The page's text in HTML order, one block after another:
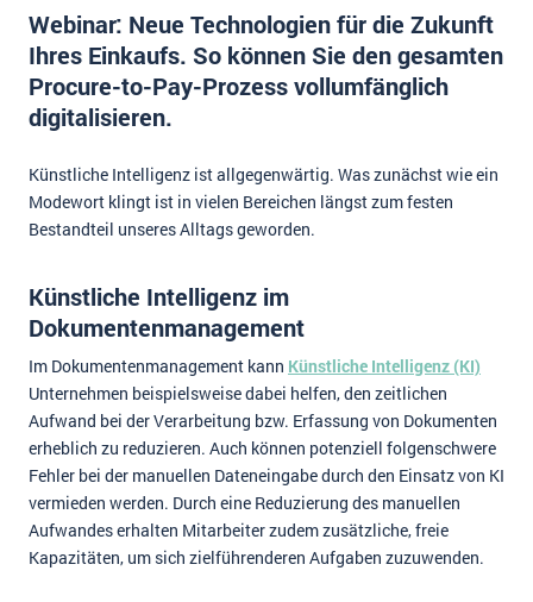
Impressum
Kontakt
Webinar: Neue Technologien für die Zukunft
Ihres Einkaufs. So können Sie den gesamten
Procure-to-Pay-Prozess vollumfänglich
digitalisieren.
Künstliche Intelligenz ist allgegenwärtig. Was zunächst wie ein
Modewort klingt ist in vielen Bereichen längst zum festen
Bestandteil unseres Alltags geworden.
Künstliche Intelligenz im
Dokumentenmanagement
Im Dokumentenmanagement kann Künstliche Intelligenz (KI)
Unternehmen beispielsweise dabei helfen, den zeitlichen
Aufwand bei der Verarbeitung bzw. Erfassung von Dokumenten
erheblich zu reduzieren. Auch können potenziell folgenschwere
Fehler bei der manuellen Dateneingabe durch den Einsatz von KI
vermieden werden. Durch eine Reduzierung des manuellen
Aufwandes erhalten Mitarbeiter zudem zusätzliche, freie
Kapazitäten, um sich zielführenderen Aufgaben zuzuwenden.